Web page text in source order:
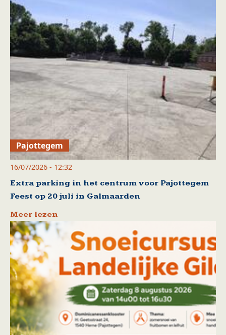
Pajottegem
16/07/2026 - 12:32
Extra parking in het centrum voor Pajottegem
Feest op 20 juli in Galmaarden
Meer lezen